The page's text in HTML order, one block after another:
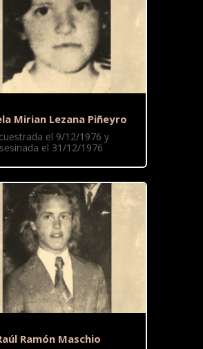
Mirian Lezana Piñeyro
el 9/12/1976 y
el 31/12/1976
Ramón Maschio